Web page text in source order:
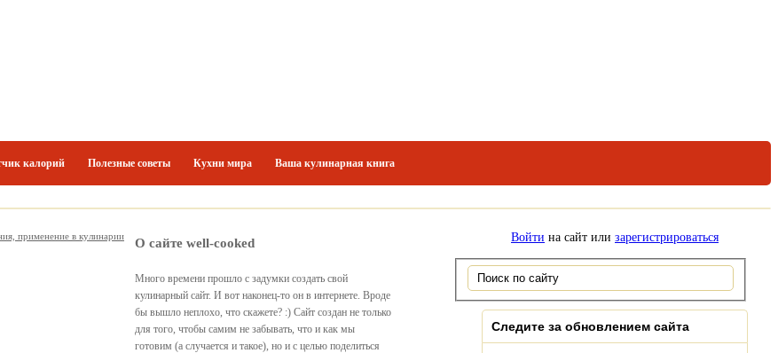
калорий Полезные советы Кухни мира Ваша кулинарная книга
применение в кулинарии Войти на сайт или зарегистрироваться
Следите за обновлением сайта
О сайте well-cooked
Много времени прошло с задумки создать свой
кулинарный сайт. И вот наконец-то он в интернете. Вроде
бы вышло неплохо, что скажете? :) Сайт создан не только
для того, чтобы самим не забывать, что и как мы
готовим (а случается и такое), но и с целью поделиться